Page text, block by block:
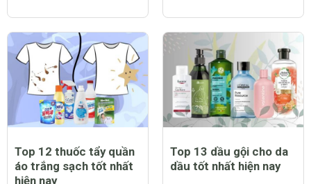
Top 12 thuốc tẩy quần
áo trắng sạch tốt nhất
hiện nay
Top 13 dầu gội cho da
dầu tốt nhất hiện nay